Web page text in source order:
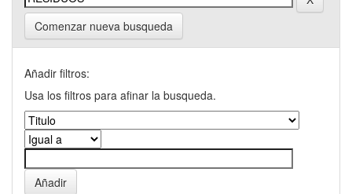
Comenzar nueva busqueda
Añadir filtros:
Usa los filtros para afinar la busqueda.